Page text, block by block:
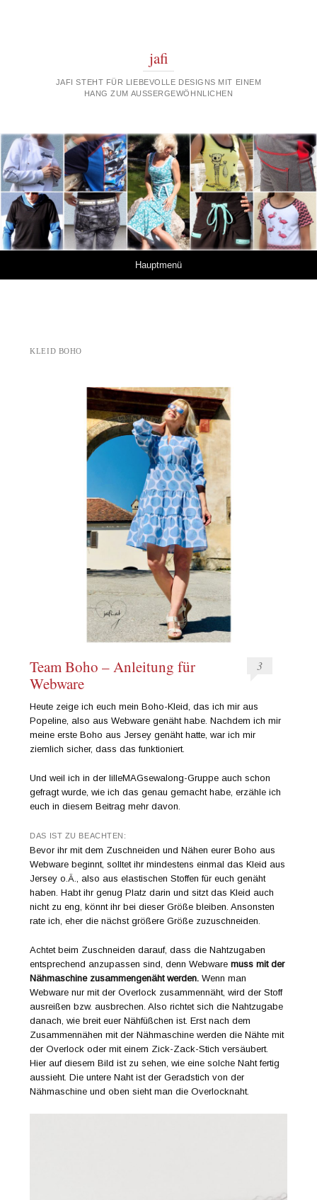
jafi
JAFI STEHT FÜR LIEBEVOLLE DESIGNS MIT EINEM
HANG ZUM AUSSERGEWÖHNLICHEN
Hauptmenü
KLEID BOHO
Team Boho – Anleitung für
Webware
3
Heute zeige ich euch mein Boho-Kleid, das ich mir aus
Popeline, also aus Webware genäht habe. Nachdem ich mir
meine erste Boho aus Jersey genäht hatte, war ich mir
ziemlich sicher, dass das funktioniert.
Und weil ich in der lilleMAGsewalong-Gruppe auch schon
gefragt wurde, wie ich das genau gemacht habe, erzähle ich
euch in diesem Beitrag mehr davon.
DAS IST ZU BEACHTEN:
Bevor ihr mit dem Zuschneiden und Nähen eurer Boho aus
Webware beginnt, solltet ihr mindestens einmal das Kleid aus
Jersey o.Ä., also aus elastischen Stoffen für euch genäht
haben. Habt ihr genug Platz darin und sitzt das Kleid auch
nicht zu eng, könnt ihr bei dieser Größe bleiben. Ansonsten
rate ich, eher die nächst größere Größe zuzuschneiden.
Achtet beim Zuschneiden darauf, dass die Nahtzugaben
entsprechend anzupassen sind, denn Webwaremuss mit der
Nähmaschine zusammengenäht werden.Wenn man
Webware nur mit der Overlock zusammennäht, wird der Stoff
ausreißen bzw. ausbrechen. Also richtet sich die Nahtzugabe
danach, wie breit euer Nähfüßchen ist. Erst nach dem
Zusammennähen mit der Nähmaschine werden die Nähte mit
der Overlock oder mit einem Zick-Zack-Stich versäubert.
Hier auf diesem Bild ist zu sehen, wie eine solche Naht fertig
aussieht. Die untere Naht ist der Geradstich von der
Nähmaschine und oben sieht man die Overlocknaht.